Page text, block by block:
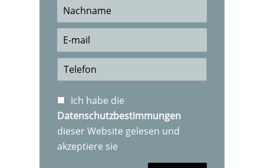
Ich habe die
Datenschutzbestimmungen
dieser Website gelesen und
akzeptiere sie